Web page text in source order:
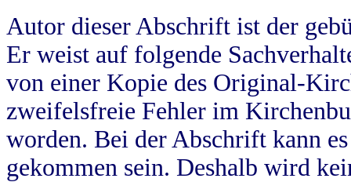
Autor dieser Abschrift ist der
Er weist auf folgende
von einer Kopie des Original-
zweifelsfreie Fehler im
worden. Bei der Abschrift kann
gekommen sein. Deshalb wird